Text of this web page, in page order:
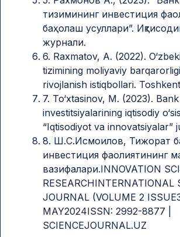
тизимининг инвестиция
баҳолаш усуллари”.
журнали.
6. Raxmatov, A. (2022).
tizimining moliyaviy
rivojlanish istiqbollari.
7. To‘xtasinov, M. (2023).
investitsiyalarining iqtisodiy
“Iqtisodiyot va innovatsiyalar”
8. Ш.С.Исмоилов, Тижорат
инвестиция фаолиятининг
вазифалари.INNOVATION
RESEARCHINTERNATIONAL
JOURNAL (VOLUME 2
MAY2024ISSN: 2992-8877 |
SCIENCEJOURNAL.UZ